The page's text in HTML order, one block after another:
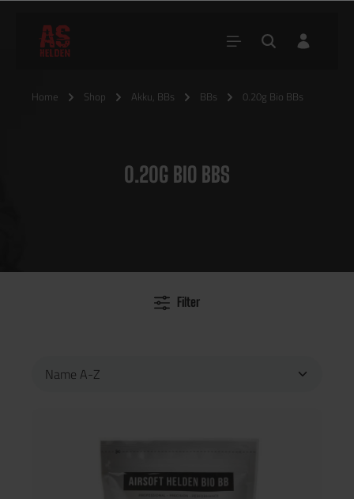
Home Shop Akku, BBs BBs 0.20g Bio BBs
0.20G BIO BBS
Filter